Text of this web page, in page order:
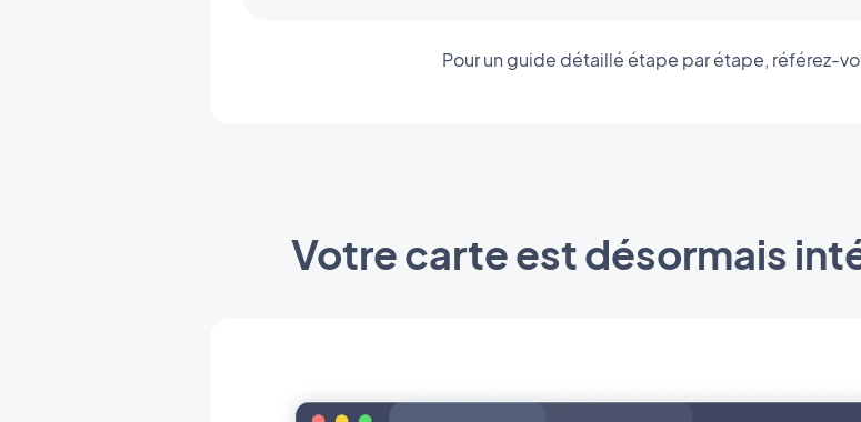
Pour un guide détaillé étape par étape, référez-
Votre carte est désormais